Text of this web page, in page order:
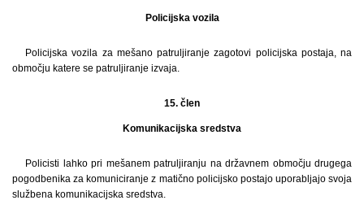
Policijska vozila
Policijska vozila za mešano patruljiranje zagotovi policijska postaja, na
območju katere se patruljiranje izvaja.
15. člen
Komunikacijska sredstva
Policisti lahko pri mešanem patruljiranju na državnem območju drugega
pogodbenika za komuniciranje z matično policijsko postajo uporabljajo svoja
službena komunikacijska sredstva.